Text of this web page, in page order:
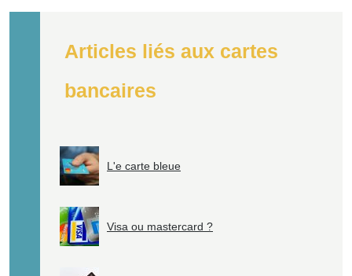
Articles liés aux cartes
bancaires
L'e carte bleue
Visa ou mastercard ?